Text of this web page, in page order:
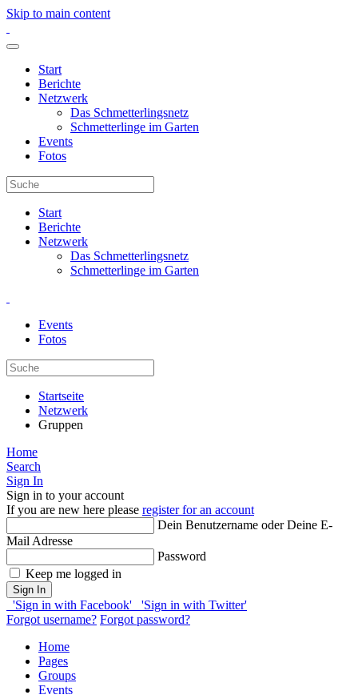
Skip to main content
Start
Berichte
Netzwerk
Das Schmetterlingsnetz
Schmetterlinge im Garten
Events
Fotos
Start
Berichte
Netzwerk
Das Schmetterlingsnetz
Schmetterlinge im Garten
Events
Fotos
Startseite
Netzwerk
Gruppen
Home
Search
Sign In
Sign in to your account
If you are new here please register for an account
Dein Benutzername oder Deine E-
Mail Adresse
Password
Keep me logged in
Sign In
'Sign in with Facebook'
'Sign in with Twitter'
Forgot username? Forgot password?
Home
Pages
Groups
Events